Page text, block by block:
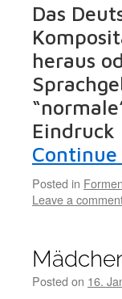
Das
heraus
Eindruck
Posted in
Leave a
Posted on 16.